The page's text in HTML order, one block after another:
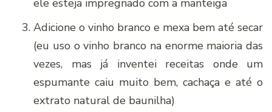
ele esteja impregnado com a manteiga
Adicione o vinho branco e mexa bem até secar
(eu uso o vinho branco na enorme maioria das
vezes, mas já inventei receitas onde um
espumante caiu muito bem, cachaça e até o
extrato natural de baunilha)